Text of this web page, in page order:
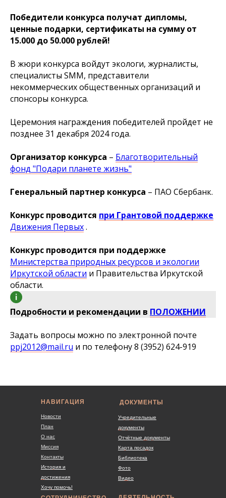
Победители конкурса получат дипломы,
ценные подарки, сертификаты на сумму от
15.000 до 50.000 рублей!
В жюри конкурса войдут экологи, журналисты,
специалисты SMM, представители
некоммерческих общественных организаций и
спонсоры конкурса.
Церемония награждения победителей пройдет не
позднее 31 декабря 2024 года.
Организатор конкурса – Благотворительный
фонд "Подари планете жизнь"
Генеральный партнер конкурса – ПАО Сбербанк.
Конкурс проводится при Грантовой поддержке
Движения Первых.
Конкурс проводится при поддержке
Министерства природных ресурсов и экологии
Иркутской области и Правительства Иркутской
области.
Подробности и рекомендации в ПОЛОЖЕНИИ
Задать вопросы можно по электронной почте
ppj2012@mail.ru и по телефону 8 (3952) 624-919
НАВИГАЦИЯ
Новости
План
О нас
Миссия
Контакты
История и
достижения
Хочу помочь!
ДОКУМЕНТЫ
Учредительные
документы
Отчётные документы
Карта посадок
Библиотека
Фото
Видео